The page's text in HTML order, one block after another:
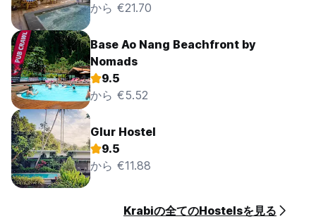
から €21.70
Base Ao Nang Beachfront by
Nomads
9.5
から €5.52
Glur Hostel
9.5
から €11.88
Krabiの全てのHostelsを見る